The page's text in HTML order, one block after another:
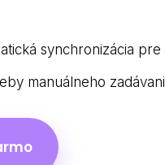
synchronizácia pre
manuálneho